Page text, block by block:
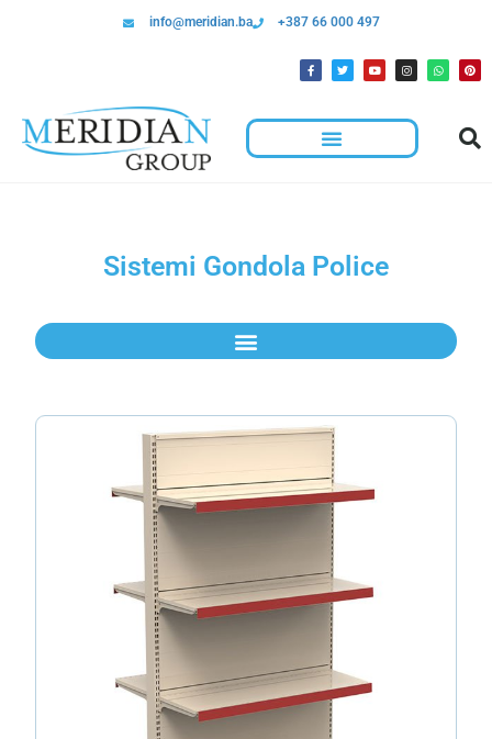
info@meridian.ba +387 66 000 497
Sistemi Gondola Police